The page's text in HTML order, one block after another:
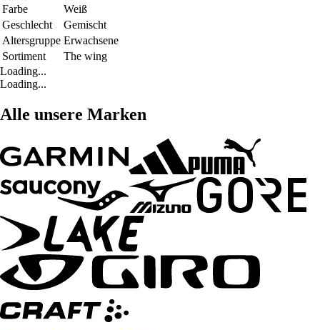
Farbe
Weiß
Geschlecht
Gemischt
Altersgruppe Erwachsene
Sortiment
The wing
Loading...
Loading...
Alle unsere Marken